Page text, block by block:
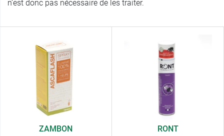
n’est donc pas nécessaire de les traiter.
ZAMBON RONT